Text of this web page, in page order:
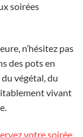
soirées
n’hésitez pas
des pots en
végétal, du
vivant
votre soirée